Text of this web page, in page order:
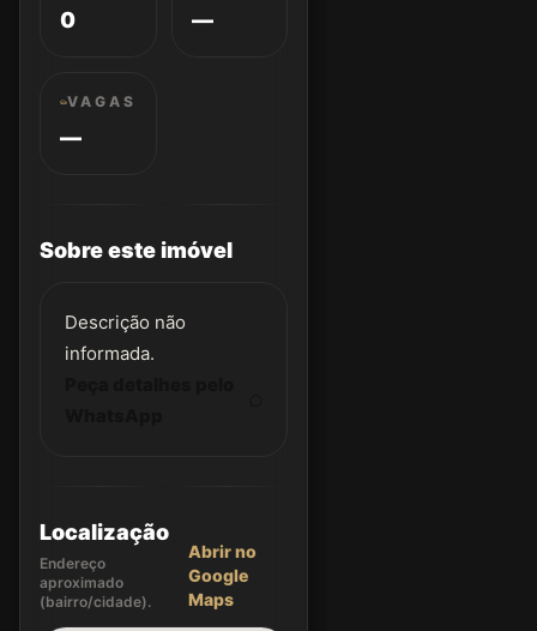
0 —
VAGAS
—
Sobre este imóvel
Descrição não
informada.
Localização
Endereço
aproximado
(bairro/cidade).
Abrir no
Google
Maps